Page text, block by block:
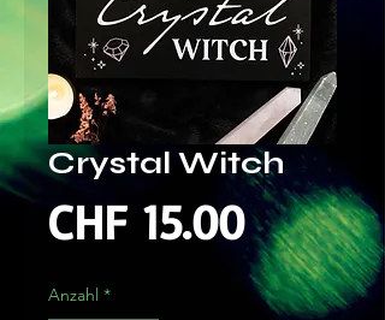
Crystal Witch
CHF 15.00Preis
Anzahl *